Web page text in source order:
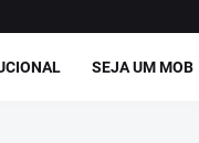
SEJA UM MOB